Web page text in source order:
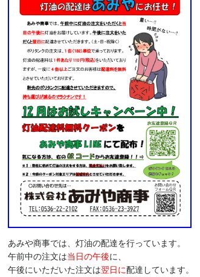
あみや商事では、灯油の配達を行っています。
午前中の注文は当日の午後に、
午後にいただいた注文は翌日に配達しています。